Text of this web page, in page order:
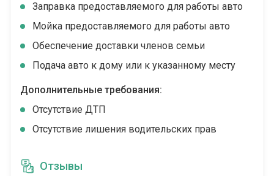
Заправка предоставляемого для работы авто
Мойка предоставляемого для работы авто
Обеспечение доставки членов семьи
Подача авто к дому или к указанному месту
Дополнительные требования:
Отсутствие ДТП
Отсутствие лишения водительских прав
Отзывы